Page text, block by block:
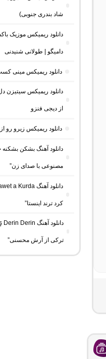
شاد بندری جنوبی)
دامیگو | طولانی شنیدنی
دانلود ریمیکس مینی کست 7 از دیجی
دانلود ریمیکس سیتیزن
از دیجی فنزو
دانلود ریمیکس زیرو رو
دانلود آهنگ بشکن بشکنه
مصنوعی با صدای زن”
کرد ترند اینستا”
ترکی از آرش محسنی”